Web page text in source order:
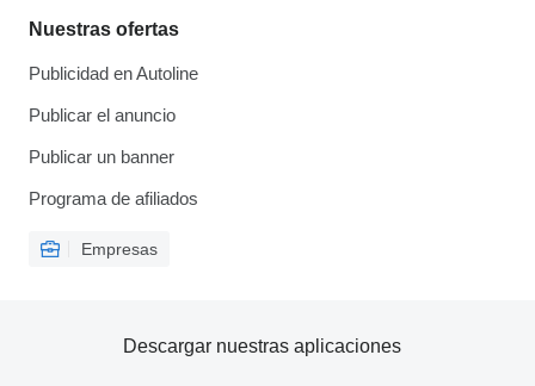
Nuestras ofertas
Publicidad en Autoline
Publicar el anuncio
Publicar un banner
Programa de afiliados
Empresas
Descargar nuestras aplicaciones